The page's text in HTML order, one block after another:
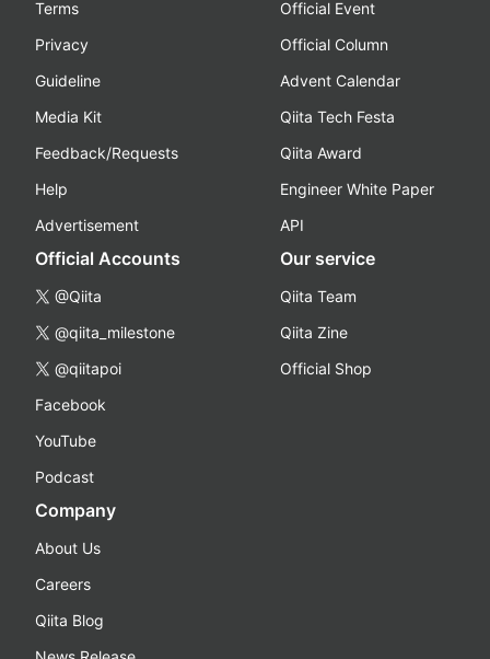
Terms
Privacy
Guideline
Media Kit
Feedback/Requests
Help
Advertisement
Official Event
Official Column
Advent Calendar
Qiita Tech Festa
Qiita Award
Engineer White Paper
API
Official Accounts
@Qiita
@qiita_milestone
@qiitapoi
Facebook
YouTube
Podcast
Our service
Qiita Team
Qiita Zine
Official Shop
Company
About Us
Careers
Qiita Blog